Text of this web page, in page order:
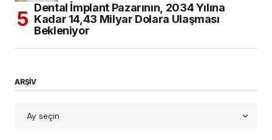
Dental İmplant Pazarının, 2034 Yılına
Kadar 14,43 Milyar Dolara Ulaşması
Bekleniyor
ARŞİV